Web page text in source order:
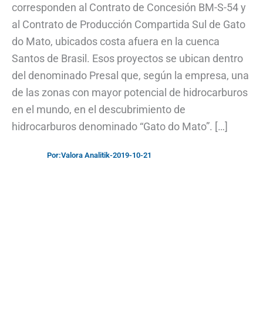
corresponden al Contrato de Concesión BM-S-54 y
al Contrato de Producción Compartida Sul de Gato
do Mato, ubicados costa afuera en la cuenca
Santos de Brasil. Esos proyectos se ubican dentro
del denominado Presal que, según la empresa, una
de las zonas con mayor potencial de hidrocarburos
en el mundo, en el descubrimiento de
hidrocarburos denominado “Gato do Mato”. […]
Por:Valora Analitik-2019-10-21